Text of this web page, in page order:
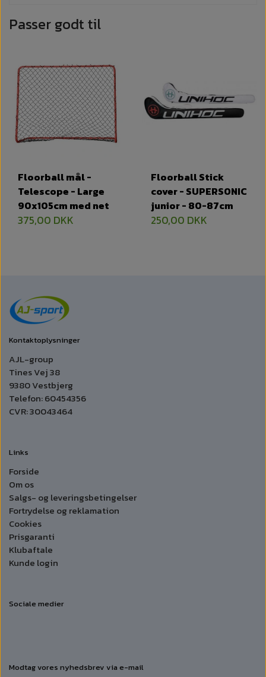
Passer godt til
Floorball mål -
Telescope - Large
90x105cm med net
375,00 DKK
Floorball Stick
cover - SUPERSONIC
junior - 80-87cm
250,00 DKK
Kontaktoplysninger
AJL-group
Tines Vej 38
9380 Vestbjerg
Telefon: 60454356
CVR: 30043464
Links
Forside
Om os
Salgs- og leveringsbetingelser
Fortrydelse og reklamation
Cookies
Prisgaranti
Klubaftale
Kunde login
Sociale medier
Modtag vores nyhedsbrev via e-mail